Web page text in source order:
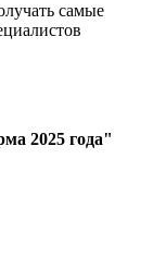
самые
2025 года"